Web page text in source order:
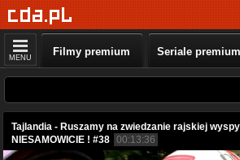
MENU Filmy premium Seriale premium
Tajlandia - Ruszamy na zwiedzanie rajskiej wyspy
NIESAMOWICIE ! #38 00:13:36